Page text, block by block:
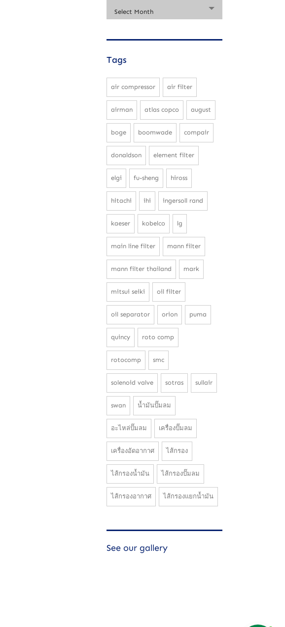
Select Month
Tags
air compressor air filter
airman atlas copco august
boge boomwade compair
donaldson element filter
elgi fu-sheng hiross
hitachi ihi ingersoll rand
kaeser kobelco lg
main line filter mann filter
mann filter thailand mark
mitsui seiki oil filter
oil separator orion puma
quincy roto comp
rotocomp smc
solenoid valve sotras sullair
swan น้ำมันปั๊มลม
อะไหล่ปั๊มลม เครื่องปั๊มลม
เครื่องอัดอากาศ ไส้กรอง
ไส้กรองน้ำมัน ไส้กรองปั๊มลม
ไส้กรองอากาศ ไส้กรองแยกน้ำมัน
See our gallery